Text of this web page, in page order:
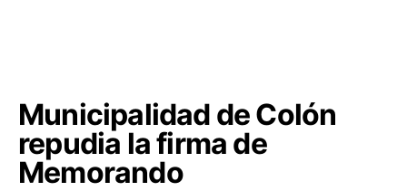
Municipalidad de Colón
repudia la firma de
Memorando